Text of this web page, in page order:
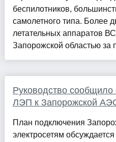
беспилотников,
самолетного типа. Более
летательных аппаратов
Запорожской областью за
Руководство сообщило
ЛЭП к Запорожской
План подключения
электросетям